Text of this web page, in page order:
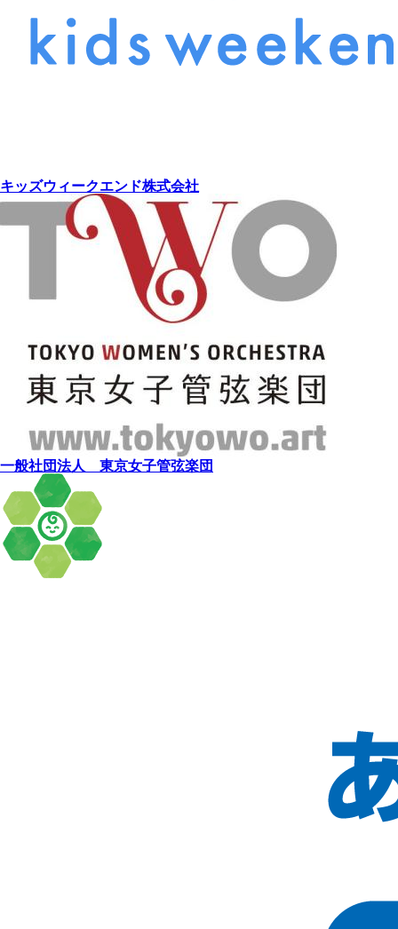
キッズウィークエンド株式会社
一般社団法人 東京女子管弦楽団